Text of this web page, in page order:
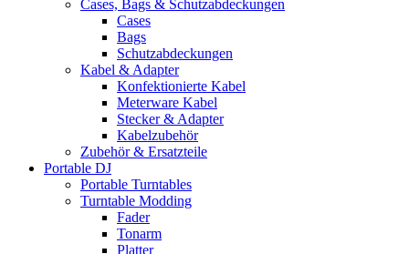
Cases, Bags & Schutzabdeckungen
Cases
Bags
Schutzabdeckungen
Kabel & Adapter
Konfektionierte Kabel
Meterware Kabel
Stecker & Adapter
Kabelzubehör
Zubehör & Ersatzteile
Portable DJ
Portable Turntables
Turntable Modding
Fader
Tonarm
Platter